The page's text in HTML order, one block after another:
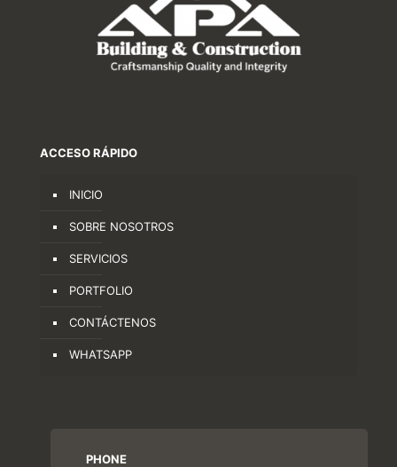
ACCESO RÁPIDO
INICIO
SOBRE NOSOTROS
SERVICIOS
PORTFOLIO
CONTÁCTENOS
WHATSAPP
PHONE